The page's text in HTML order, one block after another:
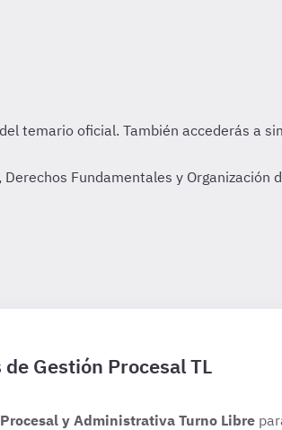
Fundamentales y
Gestión Procesal TL
y Administrativa Turno Libre